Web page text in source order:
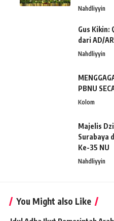
Nahdliyyin
Gus Kikin:
dari AD/
Nahdliyyin
PBNU
Kolom
Majelis
Surabaya
Ke-35 NU
Nahdliyyin
You Might also Like